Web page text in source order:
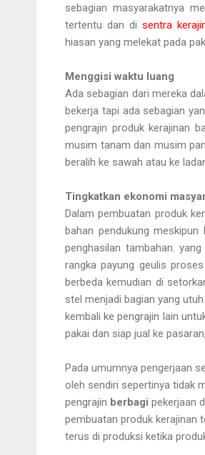
sebagian masyarakatnya
tertentu dan di sentra
hiasan yang melekat pada
Menggisi waktu luang
Ada sebagian dari mereka
bekerja tapi ada sebagian
pengrajin produk kerajinan
musim tanam dan musim
beralih ke sawah atau ke
Tingkatkan ekonomi
Dalam pembuatan produk
bahan pendukung
penghasilan tambahan.
rangka payung geulis
berbeda kemudian di
stel menjadi bagian yang
kembali ke pengrajin lain
pakai dan siap jual ke pasaran,
Pada umumnya pengerjaan
oleh sendiri sepertinya tidak
pengrajin berbagi pekerjaan
pembuatan produk kerajinan
terus di produksi ketika